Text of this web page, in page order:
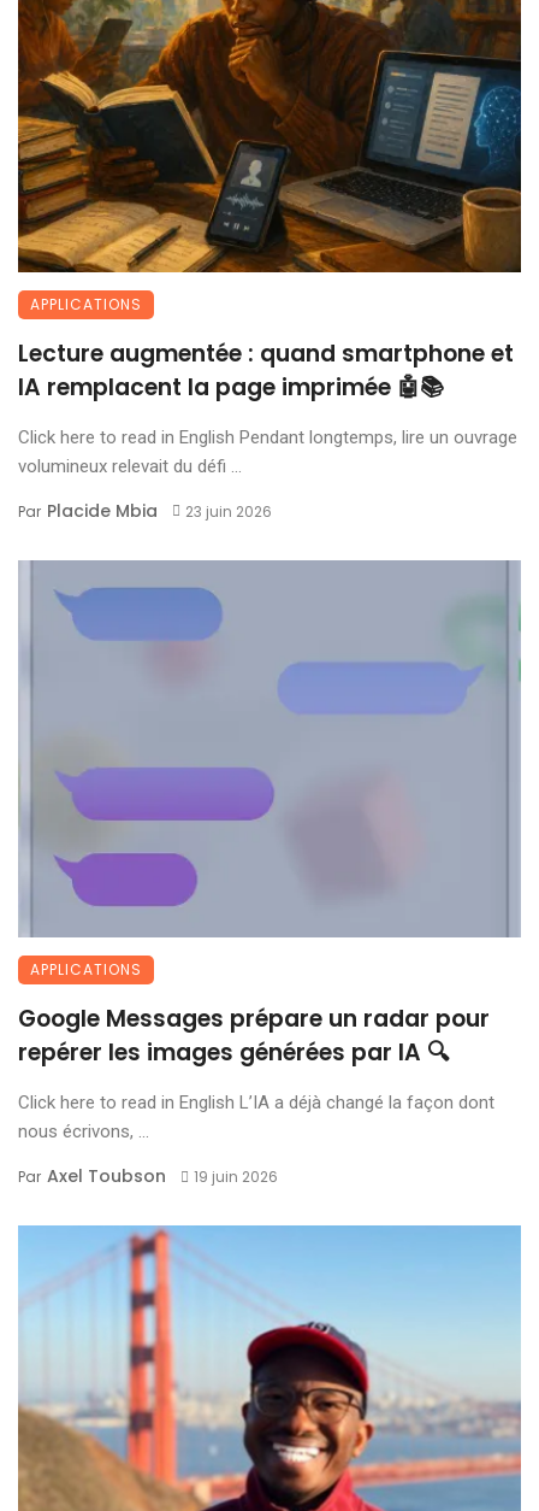
APPLICATIONS
Lecture augmentée : quand smartphone et
IA remplacent la page imprimée 🤖📚
Click here to read in English Pendant longtemps, lire un ouvrage
volumineux relevait du défi ...
Par Placide Mbia 23 juin 2026
APPLICATIONS
Google Messages prépare un radar pour
repérer les images générées par IA 🔍
Click here to read in English L’IA a déjà changé la façon dont
nous écrivons, ...
Par Axel Toubson 19 juin 2026